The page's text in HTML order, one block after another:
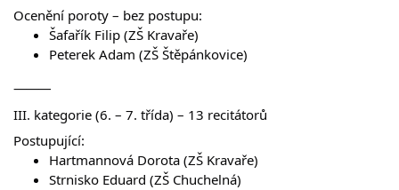
Ocenění poroty – bez postupu:
Šafařík Filip (ZŠ Kravaře)
Peterek Adam (ZŠ Štěpánkovice)
⸻
III. kategorie (6. – 7. třída) – 13 recitátorů
Postupující:
Hartmannová Dorota (ZŠ Kravaře)
Strnisko Eduard (ZŠ Chuchelná)